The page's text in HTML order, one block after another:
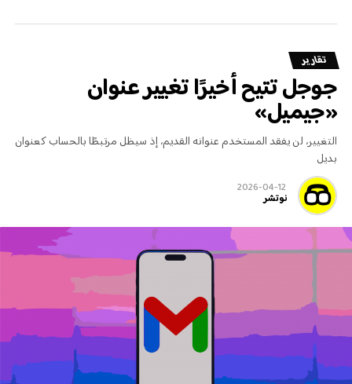
تقارير
جوجل تتيح أخيرًا تغيير عنوان
«جيميل»
التغيير، لن يفقد المستخدم عنوانه القديم، إذ سيظل مرتبطًا بالحساب كعنوان
بديل
2026-04-12
نوتشر